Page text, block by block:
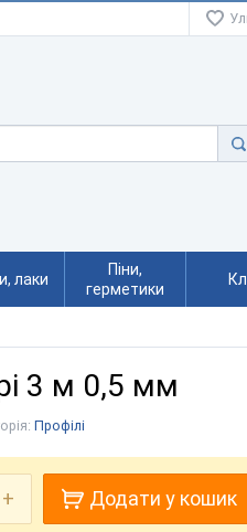
лаки
Піни,
герметики
3 м 0,5 мм
Профілі
+ Додати у кошик